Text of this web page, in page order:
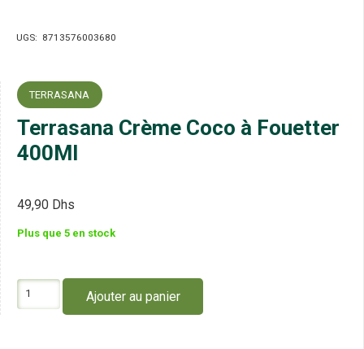
UGS: 8713576003680
TERRASANA
Terrasana Crème Coco à Fouetter
400Ml
49,90 Dhs
Plus que 5 en stock
Ajouter au panier